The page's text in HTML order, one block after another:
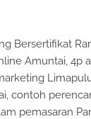
Bersertifikat
Amuntai, 4p
contoh
pemasaran